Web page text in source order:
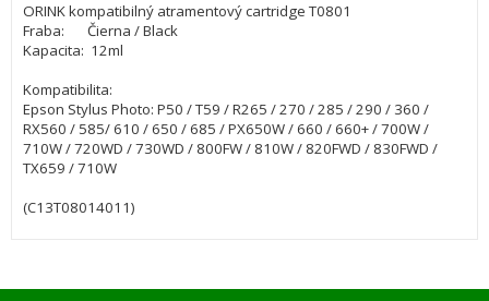
ORINK kompatibilný atramentový cartridge T0801
Fraba: Čierna / Black
Kapacita: 12ml
Kompatibilita:
Epson Stylus Photo: P50 / T59 / R265 / 270 / 285 / 290 / 360 /
RX560 / 585/ 610 / 650 / 685 / PX650W / 660 / 660+ / 700W /
710W / 720WD / 730WD / 800FW / 810W / 820FWD / 830FWD /
TX659 / 710W
(C13T08014011)